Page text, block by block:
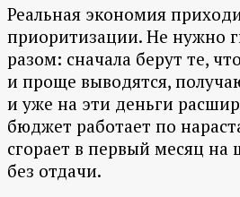
Реальная экономия
приоритизации. Не нужно
разом: сначала берут те,
и проще выводятся,
и уже на эти деньги
бюджет работает по
сгорает в первый месяц
без отдачи.